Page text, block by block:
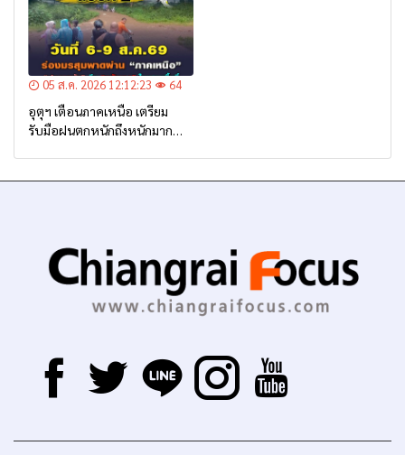
05 ส.ค. 2026 12:12:23 64
อุตุฯ เตือนภาคเหนือ เตรียม
รับมือฝนตกหนักถึงหนักมาก